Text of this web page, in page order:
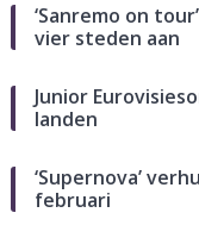
‘Sanremo on
vier steden aan
Junior
landen
‘Supernova’
februari